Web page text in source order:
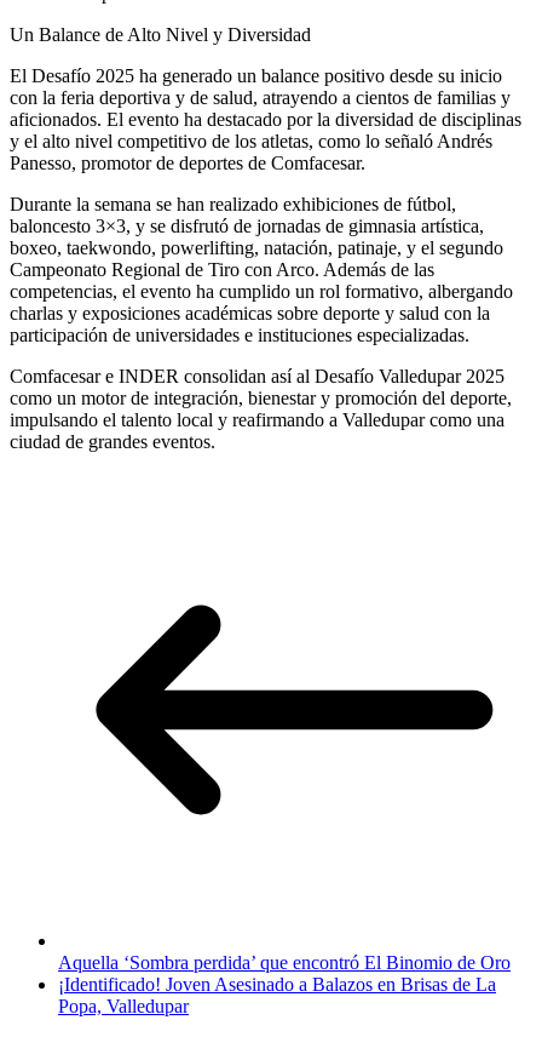
Un Balance de Alto Nivel y Diversidad
El Desafío 2025 ha generado un balance positivo desde su inicio
con la feria deportiva y de salud, atrayendo a cientos de familias y
aficionados. El evento ha destacado por la diversidad de disciplinas
y el alto nivel competitivo de los atletas, como lo señaló Andrés
Panesso, promotor de deportes de Comfacesar.
Durante la semana se han realizado exhibiciones de fútbol,
baloncesto 3×3, y se disfrutó de jornadas de gimnasia artística,
boxeo, taekwondo, powerlifting, natación, patinaje, y el segundo
Campeonato Regional de Tiro con Arco. Además de las
competencias, el evento ha cumplido un rol formativo, albergando
charlas y exposiciones académicas sobre deporte y salud con la
participación de universidades e instituciones especializadas.
Comfacesar e INDER consolidan así al Desafío Valledupar 2025
como un motor de integración, bienestar y promoción del deporte,
impulsando el talento local y reafirmando a Valledupar como una
ciudad de grandes eventos.
Aquella ‘Sombra perdida’ que encontró El Binomio de Oro
¡Identificado! Joven Asesinado a Balazos en Brisas de La
Popa, Valledupar